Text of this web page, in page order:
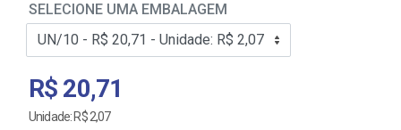
SELECIONE UMA EMBALAGEM
R$ 20,71
Unidade: R$ 2,07